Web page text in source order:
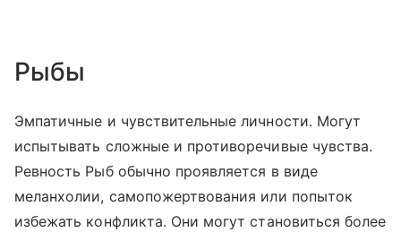
Рыбы
Эмпатичные и чувствительные личности. Могут
испытывать сложные и противоречивые чувства.
Ревность Рыб обычно проявляется в виде
меланхолии, самопожертвования или попыток
избежать конфликта. Они могут становиться более